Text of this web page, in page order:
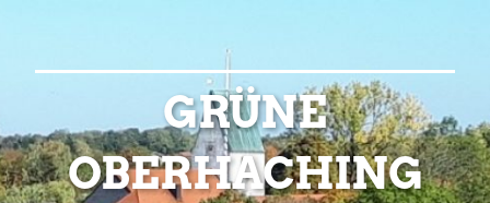
GRÜNE
OBERHACHING